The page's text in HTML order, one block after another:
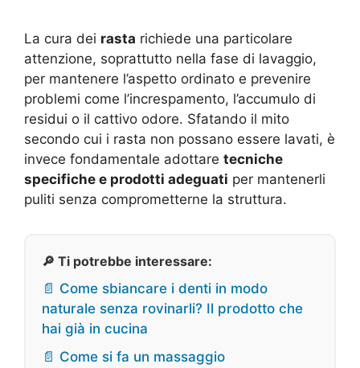
La cura dei rasta richiede una particolare
attenzione, soprattutto nella fase di lavaggio,
per mantenere l’aspetto ordinato e prevenire
problemi come l’increspamento, l’accumulo di
residui o il cattivo odore. Sfatando il mito
secondo cui i rasta non possano essere lavati, è
invece fondamentale adottare tecniche
specifiche e prodotti adeguati per mantenerli
puliti senza comprometterne la struttura.
🔎 Ti potrebbe interessare:
📄 Come sbiancare i denti in modo
naturale senza rovinarli? Il prodotto che
hai già in cucina
📄 Come si fa un massaggio